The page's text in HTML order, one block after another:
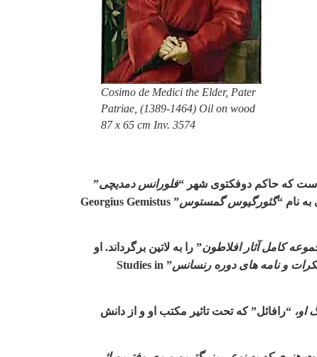
Cosimo de Medici the Elder, Pater
Patriae, (1389-1464) Oil on wood
87 x 65 cm Inv. 3574
که حاکم دوفکتوی شهر “فلورانس دمدیچی”
نام “گئورگیوس گمستوس” Georgius Gemistus
کامل آثار افلاطون” را به لاتین برگرداند. او
و نامه های دوره رنسانس
” Studies in
او، “رافائل” که تحت تاثیر مکتب او و از دانش